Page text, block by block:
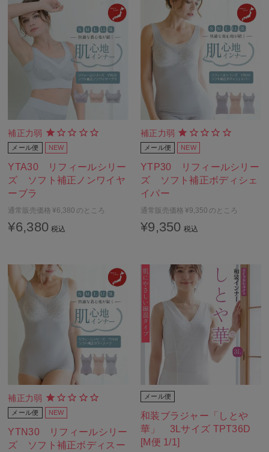
YTA30 リフィールシリー
ズ ソフト補正ノンワイヤ
ーブラ
補正力弱
メール便 NEW
通常販売価格 ¥6,380 のところ
¥6,380 税込
YTP30 リフィールシリー
ズ ソフト補正ボディシェ
イパー
補正力弱
メール便 NEW
通常販売価格 ¥9,350 のところ
¥9,350 税込
YTN30 リフィールシリー
ズ ソフト補正ボディスー
補正力弱
メール便 NEW
和装ブラジャー「しとや
華」 3Lサイズ TPT36D
[M便 1/1]
メール便